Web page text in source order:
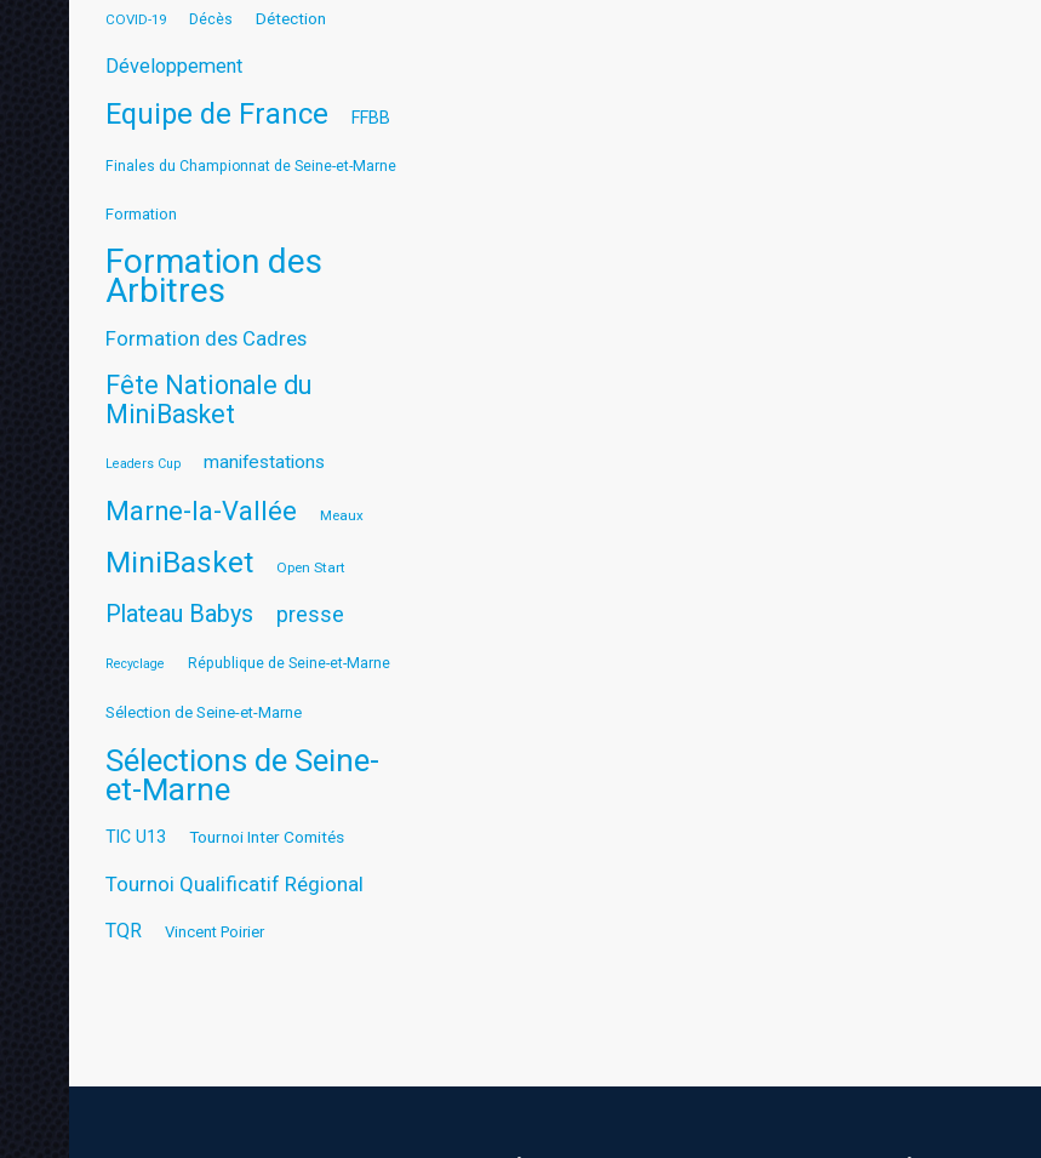
COVID-19 Décès Détection
Développement
Equipe de France FFBB
Finales du Championnat de Seine-et-Marne
Formation
Formation des
Arbitres
Formation des Cadres
Fête Nationale du
MiniBasket
Leaders Cup manifestations
Marne-la-Vallée Meaux
MiniBasket Open Start
Plateau Babys presse
Recyclage République de Seine-et-Marne
Sélection de Seine-et-Marne
Sélections de Seine-
et-Marne
TIC U13 Tournoi Inter Comités
Tournoi Qualificatif Régional
TQR Vincent Poirier